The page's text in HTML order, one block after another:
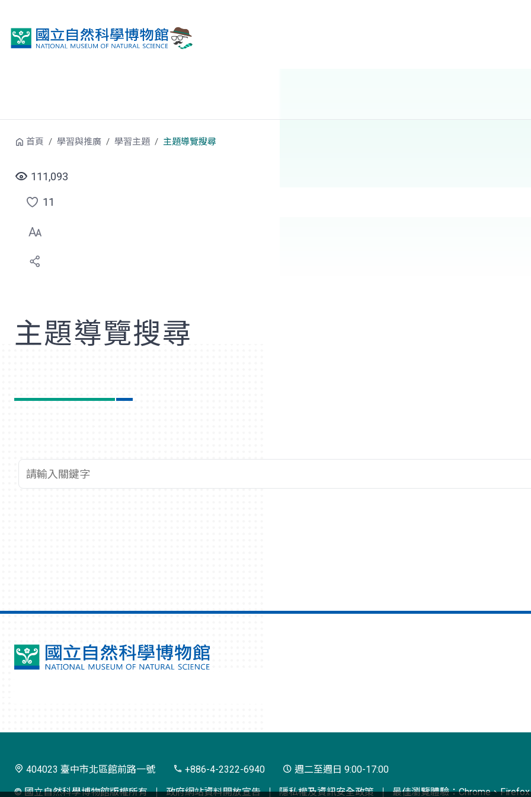
首頁 學習與推廣 學習主題 主題導覽搜尋
111,093
點
選
喜
11
主題導覽搜尋
查詢關鍵字
國
404023 臺中市北區館前路一號 +886-4-2322-6940
週二至週日 9:00-17:00
© 國立自然科學博物館版權所有
政府網站資料開放宣告 隱私權及資訊安全政策 最佳瀏覽體驗：Chrome、